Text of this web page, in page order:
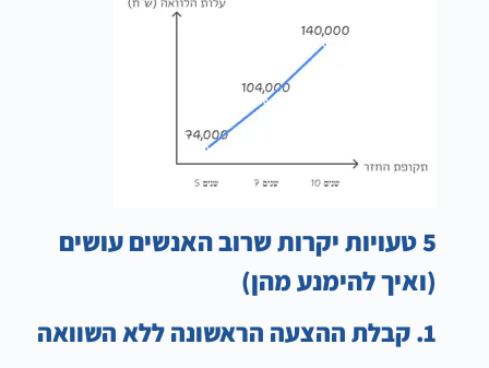
5 טעויות יקרות שרוב האנשים עושים
(ואיך להימנע מהן)
1. קבלת ההצעה הראשונה ללא השוואה